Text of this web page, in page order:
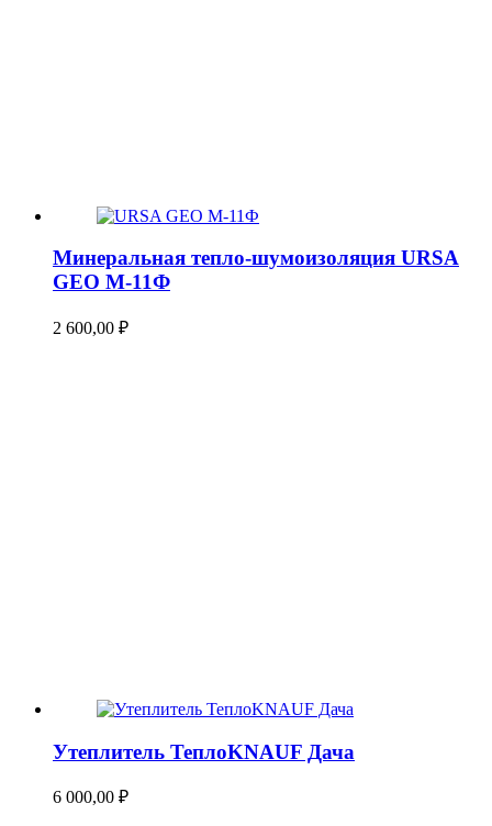
Минеральная тепло-шумоизоляция URSA
GEO М-11Ф
2 600,00 ₽
Утеплитель ТеплоKNAUF Дача
6 000,00 ₽